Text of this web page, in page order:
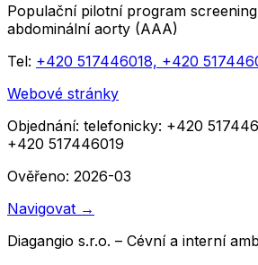
Populační pilotní program
abdominální aorty (AAA)
Tel: +420 517446018, +420
Webové stránky
Objednání: telefonicky: +420
+420 517446019
Ověřeno: 2026-03
Navigovat →
Diagangio s.r.o. – Cévní a interní